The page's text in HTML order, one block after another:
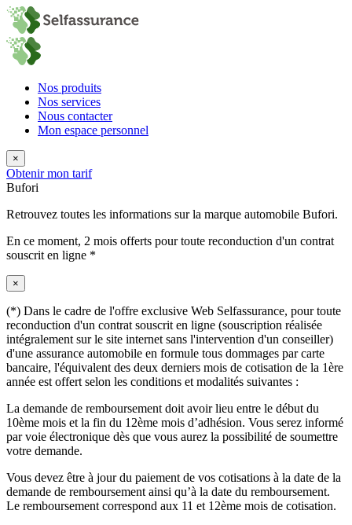
Nos produits
Nos services
Nous contacter
Mon espace personnel
×
Obtenir mon tarif
Bufori
Retrouvez toutes les informations sur la marque automobile Bufori.
En ce moment, 2 mois offerts pour toute reconduction d'un contrat
souscrit en ligne *
×
(*) Dans le cadre de l'offre exclusive Web Selfassurance, pour toute
reconduction d'un contrat souscrit en ligne (souscription réalisée
intégralement sur le site internet sans l'intervention d'un conseiller)
d'une assurance automobile en formule tous dommages par carte
bancaire, l'équivalent des deux derniers mois de cotisation de la 1ère
année est offert selon les conditions et modalités suivantes :
La demande de remboursement doit avoir lieu entre le début du
10ème mois et la fin du 12ème mois d’adhésion. Vous serez informé
par voie électronique dès que vous aurez la possibilité de soumettre
votre demande.
Vous devez être à jour du paiement de vos cotisations à la date de la
demande de remboursement ainsi qu’à la date du remboursement.
Le remboursement correspond aux 11 et 12ème mois de cotisation.